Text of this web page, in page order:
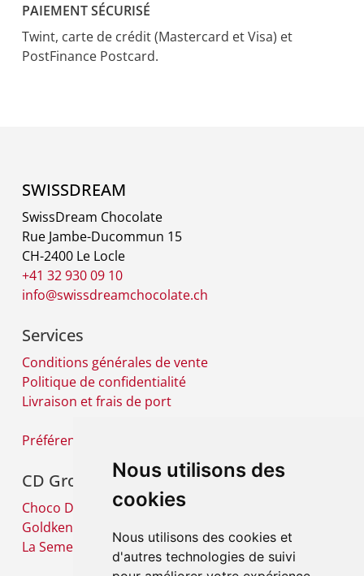
Nous utilisons des
cookies
Nous utilisons des cookies et
d'autres technologies de suivi
PAIEMENT SÉCURISÉ
Twint, carte de crédit (Mastercard et Visa) et
PostFinance Postcard.
SWISSDREAM
SwissDream Chocolate
Rue Jambe-Ducommun 15
CH-2400 Le Locle
+41 32 930 09 10
info@swissdreamchocolate.ch
Services
Conditions générales de vente
Politique de confidentialité
Livraison et frais de port
Préférences cookies
CD Group
Choco Diffusion SA
Goldkenn SA
La Semeuse SA